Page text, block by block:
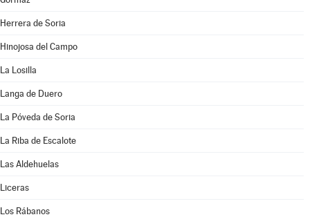
Herrera de Soria
Hinojosa del Campo
La Losilla
Langa de Duero
La Póveda de Soria
La Riba de Escalote
Las Aldehuelas
Liceras
Los Rábanos